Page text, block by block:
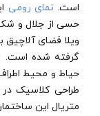
است. نمای رومی
حسی از جلال و
ویلا فضای آلاچیق
گرفته شده است.
حیاط و محیط
طراحی کلاسیک
متریال این